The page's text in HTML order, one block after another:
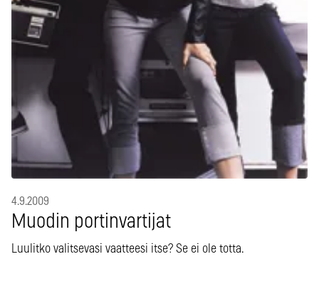
4.9.2009
Muodin portinvartijat
Luulitko valitsevasi vaatteesi itse? Se ei ole totta.